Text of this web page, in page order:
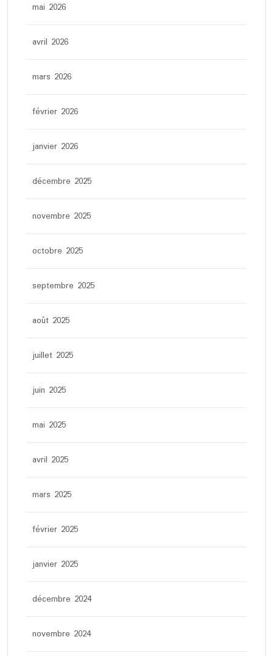
mai 2026
avril 2026
mars 2026
février 2026
janvier 2026
décembre 2025
novembre 2025
octobre 2025
septembre 2025
août 2025
juillet 2025
juin 2025
mai 2025
avril 2025
mars 2025
février 2025
janvier 2025
décembre 2024
novembre 2024